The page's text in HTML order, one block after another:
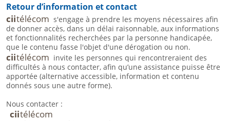
Retour d’information et contact
ciitélécom s'engage à prendre les moyens nécessaires afin
de donner accès, dans un délai raisonnable, aux informations
et fonctionnalités recherchées par la personne handicapée,
que le contenu fasse l'objet d'une dérogation ou non.
ciitélécom invite les personnes qui rencontreraient des
difficultés à nous contacter, afin qu’une assistance puisse être
apportée (alternative accessible, information et contenu
donnés sous une autre forme).
Nous contacter :
ciitélécom